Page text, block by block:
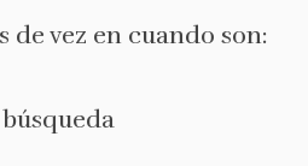
vez en cuando son: